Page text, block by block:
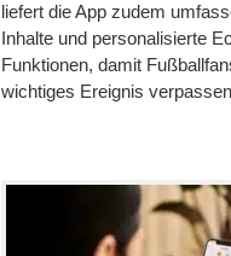
liefert die App zudem
Inhalte und personalisierte
Funktionen, damit
wichtiges Ereignis